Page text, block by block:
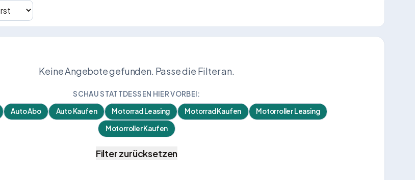
Keine Angebote gefunden. Passe die Filter an.
SCHAU STATTDESSEN HIER VORBEI:
Auto Abo Auto Kaufen Motorrad Leasing Motorrad Kaufen
Motorroller Leasing
Motorroller Kaufen
Filter zurücksetzen